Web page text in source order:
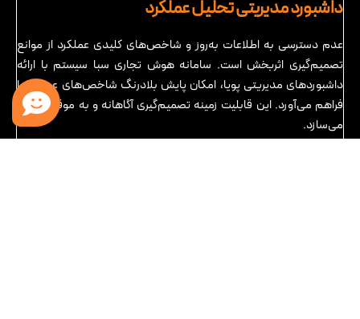
داشبورد مدیریتی تحلیل عملکرد
عدم دسترسی به اطلاعات به‌روز و شاخص‌های کلیدی عملکرد از موانع
تصمیم‌گیری اثربخش است. سامانه هوش تجاری سبا سیستم با ارائه
داشبوردهای مدیریتی پویا، امکان پایش بلادرنگ شاخص‌های عملکرد را
فراهم می‌آورد. این قابلیت زمینه تصمیم‌گیری آگاهانه و به موقع را مهیا
می‌سازد.